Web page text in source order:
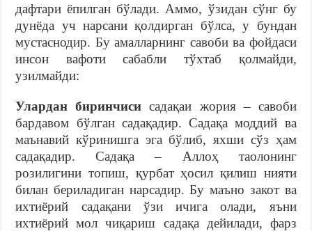
дафтари ёпилган бўлади. Аммо, ўзидан сўнг бу
дунёда уч нарсани қолдирган бўлса, у бундан
мустаснодир. Бу амалларнинг савоби ва фойдаси
инсон вафоти сабабли тўхтаб қолмайди,
узилмайди:
Улардан биринчисисадақаи жория – савоби
бардавом бўлган садақадир. Садақа моддий ва
маънавий кўринишга эга бўлиб, яхши сўз ҳам
садақадир. Садақа – Аллоҳ таолонинг
розилигини топиш, қурбат ҳосил қилиш нияти
билан бериладиган нарсадир. Бу маъно закот ва
ихтиёрий садақани ўзи ичига олади, яъни
ихтиёрий мол чиқариш садақа дейилади, фарз